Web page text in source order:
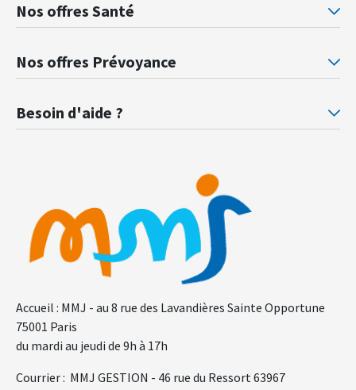
Accueil : MMJ - au 8 rue des Lavandières Sainte Opportune
75001 Paris
du mardi au jeudi de 9h à 17h
Courrier : MMJ GESTION - 46 rue du Ressort 63967
Nos offres Santé
Mutuelle santé Retraités justice
Nos offres Prévoyance
Besoin d'aide ?